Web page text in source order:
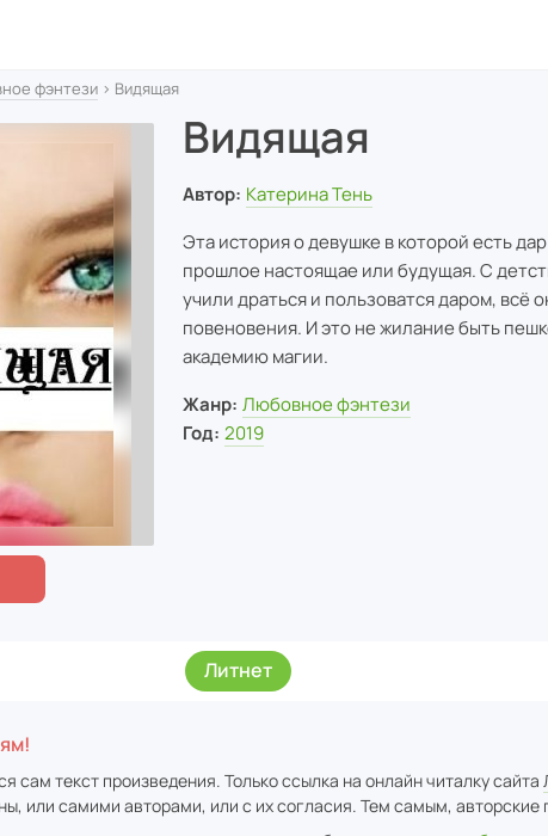
фэнтези › Видящая
Видящая
Автор: Катерина Тень
Эта история о девушке в которой есть
прошлое настоящае или будущая. С
учили драться и пользоватся даром, всё
повеновения. И это не жилание быть
академию магии.
Жанр: Любовное фэнтези
Год: 2019
Литнет
сам текст произведения. Только ссылка на онлайн читалку сайта
или самими авторами, или с их согласия. Тем самым, авторские